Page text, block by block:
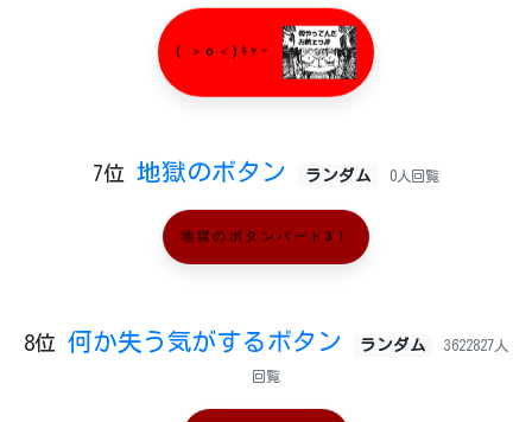
( ＞o＜)ｷｬｰ
7位 地獄のボタン ランダム 0人回覧
地獄のボタンパート3！
8位 何か失う気がするボタン ランダム 3622827人
回覧